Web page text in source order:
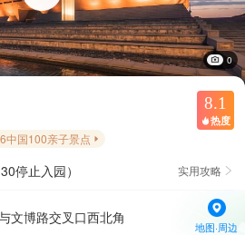
0
8.1
 热度
中国100亲子景点 
停止入园） 实用攻略 
文博路交叉口西北角
地图·周边